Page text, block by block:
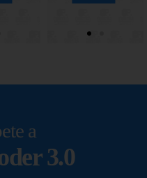
a
3.0